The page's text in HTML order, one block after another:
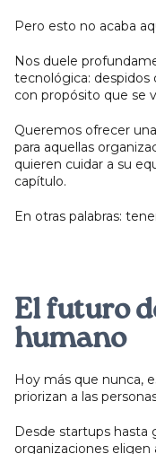
Pero esto no acaba
Nos duele
tecnológica:
con propósito que se
Queremos ofrecer
para aquellas
quieren cuidar a su
capítulo.
En otras palabras:
El futuro
humano
Hoy más que nunca,
priorizan a las
Desde startups hasta
organizaciones eligen